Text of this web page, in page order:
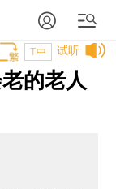
试听
T中
的老人